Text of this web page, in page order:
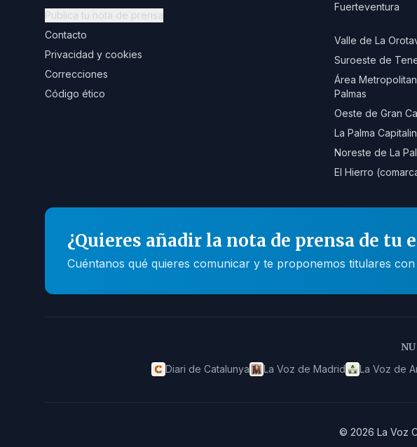
Publica tu nota de prensa
Contacto
Privacidad y cookies
Correcciones
Código ético
Fuerteventura
Valle de La
Suroeste de
Área
Palmas
Oeste de Gran
La Palma
Noreste de La
El Hierro
¿Quieres añadir la nota de prensa de tu
Cuéntanos qué quieres comunicar y te proponemos titulares
Diari de Catalunya La Voz de Madrid La Voz de
© 2026 La Voz